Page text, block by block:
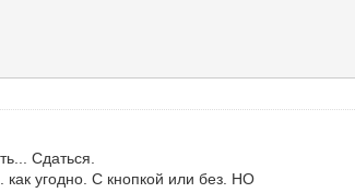
Сдаться.
угодно. С кнопкой или без. НО